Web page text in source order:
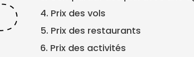
4. Prix des vols
5. Prix des restaurants
6. Prix des activités